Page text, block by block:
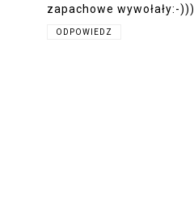
zapachowe wywołały:-)))
ODPOWIEDZ